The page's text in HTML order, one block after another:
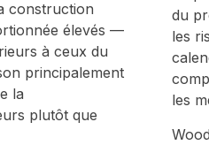
construction
élevés —
à ceux du
principalement
la
plutôt que
du
les
les